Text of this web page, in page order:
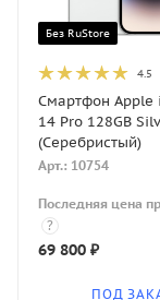
Без RuStore
4.5
Смартфон Apple
14 Pro 128GB
(Серебристый)
Арт.: 10754
Последняя цена
?
69 800 ₽
ПОД